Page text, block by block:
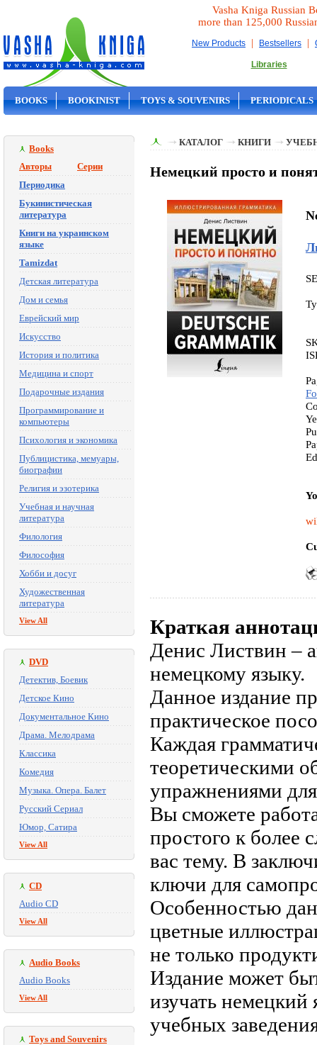
Vasha Kniga Russian
more than 125,000
New Products | Bestsellers |
Libraries
BOOKS BOOKINIST TOYS & SOUVENIRS PERIODICALS
Books
Авторы
Серии
Периодика
Букинистическая
литература
Книги на украинском
языке
Tamizdat
Детская литература
Дом и семья
Еврейский мир
Искусство
История и политика
Медицина и спорт
Подарочные издания
Программирование и
компьютеры
Психология и экономика
Публицистика, мемуары,
биографии
Религия и эзотерика
Учебная и научная
литература
Филология
Философия
Хобби и досуг
Художественная
литература
View All
DVD
Детектив, Боевик
Детское Кино
Документальное Кино
Драма. Мелодрама
Классика
Комедия
Музыка. Опера. Балет
Русский Сериал
Юмор, Сатира
View All
CD
Audio CD
View All
Audio Books
Audio Books
View All
Toys and Souvenirs
КАТАЛОГ КНИГИ
Немецкий просто и
Краткая
Денис Листвин –
немецкому языку.
Данное издание
практическое
Каждая
теоретическими
упражнениями
Вы сможете
простого к более
вас тему. В
ключи для
Особенностью
цветные
не только
Издание может
изучать
учебных